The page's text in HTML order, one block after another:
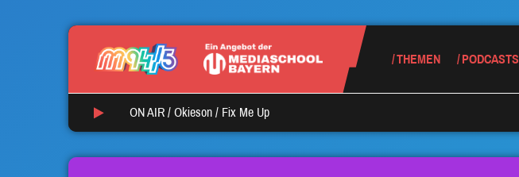
THEMEN PODCASTS
ON AIR / Okieson / Fix Me Up